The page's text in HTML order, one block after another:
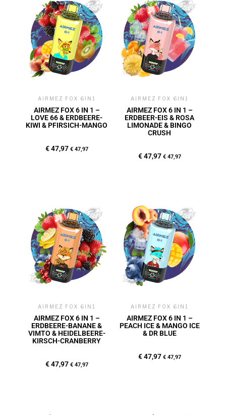
AIRMEZ FOX 6IN1
AIRMEZ FOX 6 IN 1 –
LOVE 66 & ERDBEERE-
KIWI & PFIRSICH-MANGO
€47,97 €47,97
AIRMEZ FOX 6IN1
AIRMEZ FOX 6 IN 1 –
ERDBEER-EIS & ROSA
LIMONADE & BINGO
CRUSH
€47,97 €47,97
AIRMEZ FOX 6IN1
AIRMEZ FOX 6 IN 1 –
ERDBEERE-BANANE &
VIMTO & HEIDELBEERE-
KIRSCH-CRANBERRY
€47,97 €47,97
AIRMEZ FOX 6IN1
AIRMEZ FOX 6 IN 1 –
PEACH ICE & MANGO ICE
& DR BLUE
€47,97 €47,97